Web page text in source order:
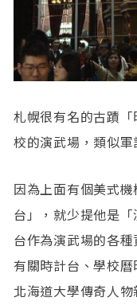
札幌很有名的古蹟
校的演武場，類似軍
因為上面有個美式
台」，就少提他是
台作為演武場的各
有關時計台、學校
北海道大學傳奇人